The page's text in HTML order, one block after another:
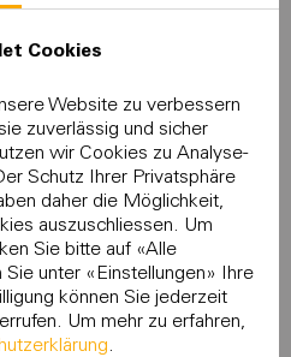
Cookies
Website zu verbessern
zuverlässig und sicher
wir Cookies zu Analyse-
Schutz Ihrer Privatsphäre
daher die Möglichkeit,
auszuschliessen. Um
Sie bitte auf «Alle
unter «Einstellungen» Ihre
können Sie jederzeit
Um mehr zu erfahren,
ÄNDERN
verbieten die
Videos von